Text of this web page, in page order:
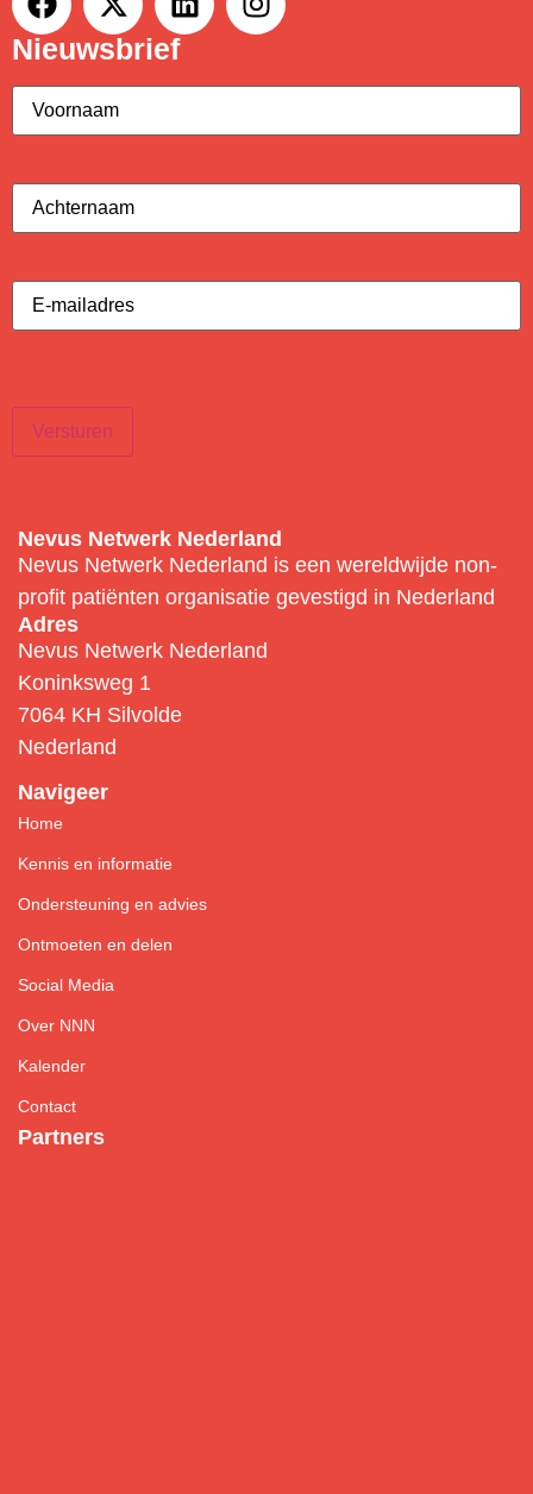
Nieuwsbrief
Voornaam
Achternaam
E-
mailadres(Vereist)
Versturen
Nevus Netwerk Nederland
Nevus Netwerk Nederland is een wereldwijde non-
profit patiënten organisatie gevestigd in Nederland
Adres
Nevus Netwerk Nederland
Koninksweg 1
7064 KH Silvolde
Nederland
Navigeer
Home
Kennis en informatie
Ondersteuning en advies
Ontmoeten en delen
Social Media
Over NNN
Kalender
Contact
Partners